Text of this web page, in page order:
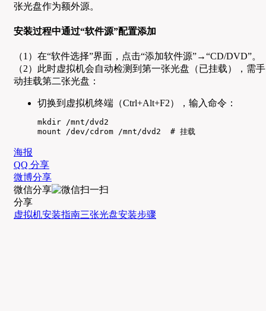
张光盘作为额外源。
安装过程中通过“软件源”配置添加
（1）在“软件选择”界面，点击“添加软件源”→“CD/DVD”。
（2）此时虚拟机会自动检测到第一张光盘（已挂载），需手
动挂载第二张光盘：
切换到虚拟机终端（Ctrl+Alt+F2），输入命令：
mkdir /mnt/dvd2
mount /dev/cdrom /mnt/dvd2  # 挂载
海报
QQ 分享
微博分享
微信分享
分享
虚拟机安装指南三张光盘安装步骤